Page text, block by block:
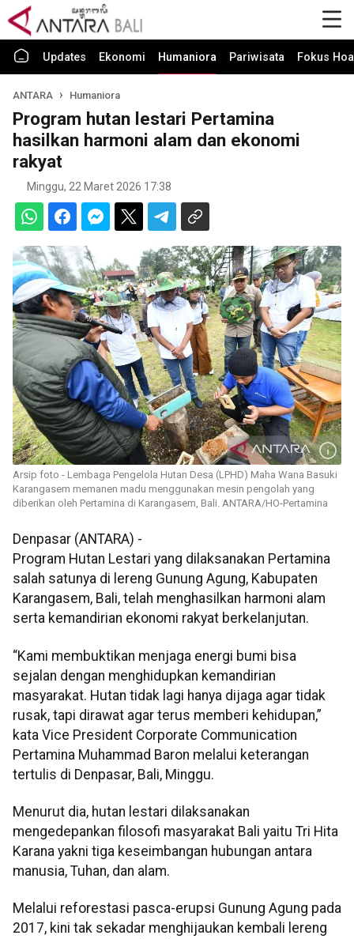
Updates Ekonomi Humaniora Pariwisata Fokus
ANTARA Humaniora
Program hutan lestari Pertamina
hasilkan harmoni alam dan ekonomi
rakyat
Minggu, 22 Maret 2026 17:38
Arsip foto - Lembaga Pengelola Hutan Desa (LPHD) Maha Wana Basuki
Karangasem memanen madu menggunakan mesin pengolah yang
diberikan oleh Pertamina di Karangasem, Bali. ANTARA/HO-Pertamina
Denpasar (ANTARA) -
Program Hutan Lestari yang dilaksanakan Pertamina
salah satunya di lereng Gunung Agung, Kabupaten
Karangasem, Bali, telah menghasilkan harmoni alam
serta kemandirian ekonomi rakyat berkelanjutan.
“Kami membuktikan menjaga energi bumi bisa
sejalan dengan menghidupkan kemandirian
masyarakat. Hutan tidak lagi hanya dijaga agar tidak
rusak, tapi dirawat agar terus memberi kehidupan,”
kata Vice President Corporate Communication
Pertamina Muhammad Baron melalui keterangan
tertulis di Denpasar, Bali, Minggu.
Menurut dia, hutan lestari dilaksanakan
mengedepankan filosofi masyarakat Bali yaitu Tri Hita
Karana yakni tiga keseimbangan hubungan antara
manusia, Tuhan, dan alam.
Melalui reforestasi pasca-erupsi Gunung Agung pada
2017, kini tak sekadar menghijaukan kembali lereng